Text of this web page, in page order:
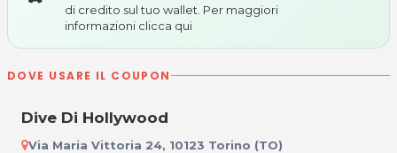
di credito sul tuo wallet. Per maggiori
informazioni clicca qui
DOVE USARE IL COUPON
Dive Di Hollywood
Via Maria Vittoria 24, 10123 Torino (TO)